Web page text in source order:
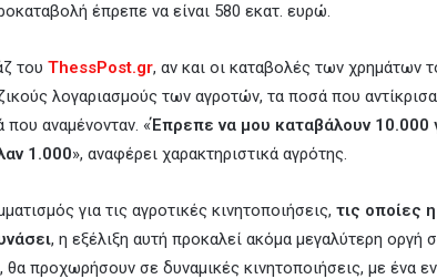
έπρεπε να είναι 580 εκατ. ευρώ.
του ThessPost.gr, αν και οι καταβολές των χρημάτων
λογαριασμούς των αγροτών, τα ποσά που
αναμένονταν. «Έπρεπε να μου καταβάλουν 10.000
1.000», αναφέρει χαρακτηριστικά αγρότης.
για τις αγροτικές κινητοποιήσεις, τις οποίες
, η εξέλιξη αυτή προκαλεί ακόμα μεγαλύτερη
θα προχωρήσουν σε δυναμικές κινητοποιήσεις, με ένα